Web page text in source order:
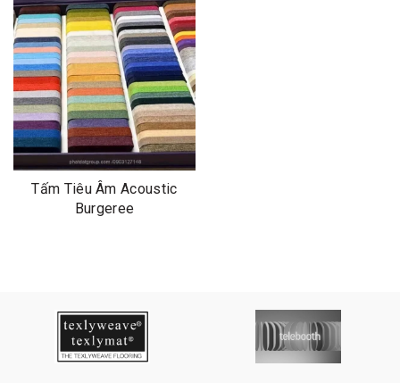
Tấm Tiêu Âm Acoustic
Burgeree